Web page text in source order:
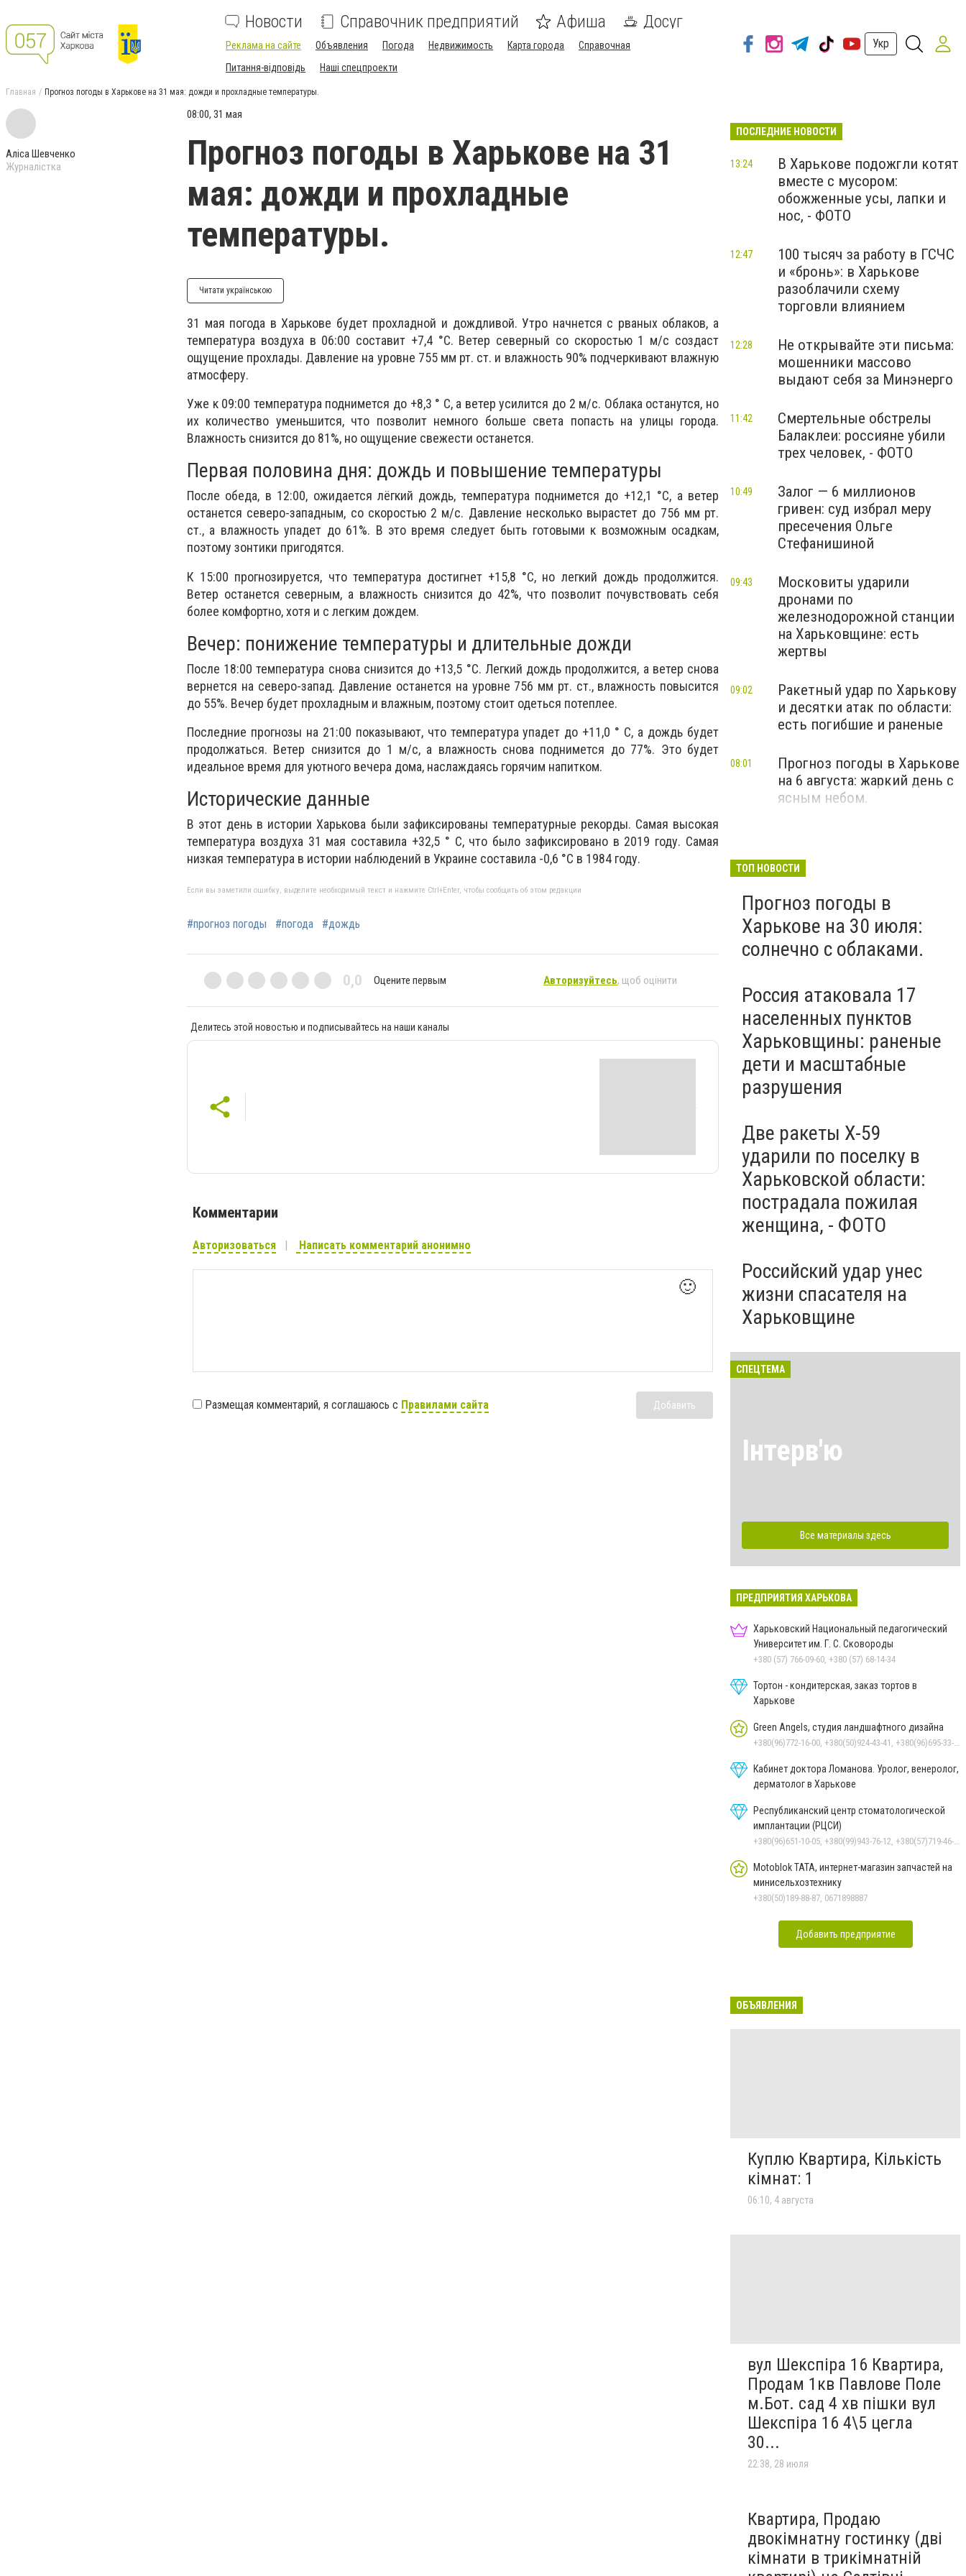
Новости Справочник предприятий Афиша Досуг
Реклама на сайте Объявления Погода Недвижимость Карта города
Справочная
Питання-відповідь
Наші спецпроекти
Укр
Главная Прогноз погоды в Харькове на 31 мая: дожди и прохладные температуры.
Аліса Шевченко
Журналістка
08:00, 31 мая
Прогноз погоды в Харькове на 31
мая: дожди и прохладные
температуры.
Читати українською
31 мая погода в Харькове будет прохладной и дождливой. Утро начнется с рваных облаков, а
температура воздуха в 06:00 составит +7,4 °С. Ветер северный со скоростью 1 м/с создаст
ощущение прохлады. Давление на уровне 755 мм рт. ст. и влажность 90% подчеркивают влажную
атмосферу.
Уже к 09:00 температура поднимется до +8,3 ° С, а ветер усилится до 2 м/с. Облака останутся, но
их количество уменьшится, что позволит немного больше света попасть на улицы города.
Влажность снизится до 81%, но ощущение свежести останется.
Первая половина дня: дождь и повышение температуры
После обеда, в 12:00, ожидается лёгкий дождь, температура поднимется до +12,1 °С, а ветер
останется северо-западным, со скоростью 2 м/с. Давление несколько вырастет до 756 мм рт.
ст., а влажность упадет до 61%. В это время следует быть готовыми к возможным осадкам,
поэтому зонтики пригодятся.
К 15:00 прогнозируется, что температура достигнет +15,8 °С, но легкий дождь продолжится.
Ветер останется северным, а влажность снизится до 42%, что позволит почувствовать себя
более комфортно, хотя и с легким дождем.
Вечер: понижение температуры и длительные дожди
После 18:00 температура снова снизится до +13,5 °С. Легкий дождь продолжится, а ветер снова
вернется на северо-запад. Давление останется на уровне 756 мм рт. ст., влажность повысится
до 55%. Вечер будет прохладным и влажным, поэтому стоит одеться потеплее.
Последние прогнозы на 21:00 показывают, что температура упадет до +11,0 ° С, а дождь будет
продолжаться. Ветер снизится до 1 м/с, а влажность снова поднимется до 77%. Это будет
идеальное время для уютного вечера дома, наслаждаясь горячим напитком.
Исторические данные
В этот день в истории Харькова были зафиксированы температурные рекорды. Самая высокая
температура воздуха 31 мая составила +32,5 ° С, что было зафиксировано в 2019 году. Самая
низкая температура в истории наблюдений в Украине составила -0,6 °С в 1984 году.
Если вы заметили ошибку, выделите необходимый текст и нажмите Ctrl+Enter, чтобы сообщить об этом редакции
#прогноз погоды #погода #дождь
0,0 Оцените первым Авторизуйтесь, щоб оцінити
Делитесь этой новостью и подписывайтесь на наши каналы
Комментарии
Авторизоваться Написать комментарий анонимно
🙂
Размещая комментарий, я соглашаюсь с Правилами сайта Добавить
ПОСЛЕДНИЕ НОВОСТИ
В Харькове подожгли котят
вместе с мусором:
обожженные усы, лапки и
нос, - ФОТО
13:24
100 тысяч за работу в ГСЧС
и «бронь»: в Харькове
разоблачили схему
торговли влиянием
12:47
Не открывайте эти письма:
мошенники массово
выдают себя за Минэнерго
12:28
Смертельные обстрелы
Балаклеи: россияне убили
трех человек, - ФОТО
11:42
Залог — 6 миллионов
гривен: суд избрал меру
пресечения Ольге
Стефанишиной
10:49
Московиты ударили
дронами по
железнодорожной станции
на Харьковщине: есть
жертвы
09:43
Ракетный удар по Харькову
и десятки атак по области:
есть погибшие и раненые
09:02
Прогноз погоды в Харькове
на 6 августа: жаркий день с
ясным небом.
08:01
ТОП НОВОСТИ
Прогноз погоды в
Харькове на 30 июля:
солнечно с облаками.
Россия атаковала 17
населенных пунктов
Харьковщины: раненые
дети и масштабные
разрушения
Две ракеты Х-59
ударили по поселку в
Харьковской области:
пострадала пожилая
женщина, - ФОТО
Российский удар унес
жизни спасателя на
Харьковщине
СПЕЦТЕМА
Інтерв'ю
Все материалы здесь
ПРЕДПРИЯТИЯ ХАРЬКОВА
Харьковский Национальный педагогический
Университет им. Г. С. Сковороды
+380 (57) 766-09-60, +380 (57) 68-14-34
Тортон - кондитерская, заказ тортов в
Харькове
Green Angels, студия ландшафтного дизайна
Кабинет доктора Ломанова. Уролог, венеролог,
дерматолог в Харькове
Республиканский центр стоматологической
имплантации (РЦСИ)
Motoblok TATA, интернет-магазин запчастей на
минисельхозтехнику
+380(50)189-88-87, 0671898887
Добавить предприятие
ОБЪЯВЛЕНИЯ
Куплю Квартира, Кількість
кімнат: 1
06:10, 4 августа
вул Шекспіра 16 Квартира,
Продам 1кв Павлове Поле
м.Бот. сад 4 хв пішки вул
Шекспіра 16 4\5 цегла
30...
22:38, 28 июля
Квартира, Продаю
двокімнатну гостинку (дві
кімнати в трикімнатній